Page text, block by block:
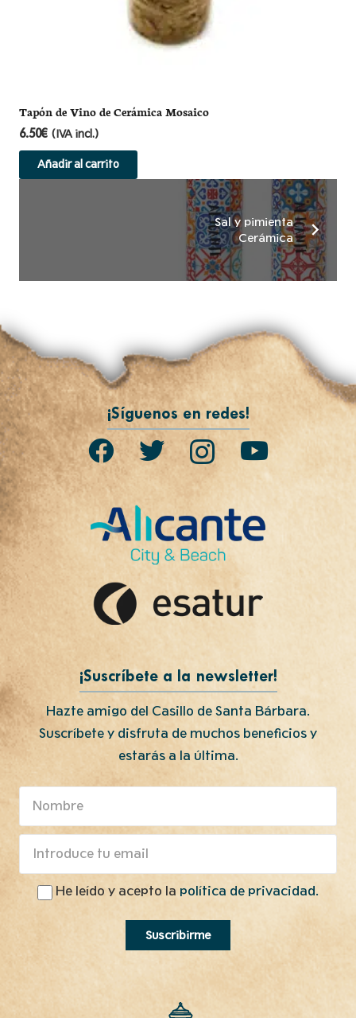
Tapón de Vino de Cerámica Mosaico
6.50€ (IVA incl.)
Añadir al carrito
Sal y pimienta
Cerámica
¡Síguenos en redes!
¡Suscríbete a la newsletter!
Hazte amigo del Casillo de Santa Bárbara.
Suscríbete y disfruta de muchos beneficios y
estarás a la última.
He leído y acepto la política de privacidad.